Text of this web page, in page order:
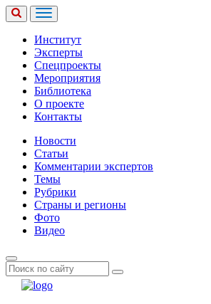
Институт
Эксперты
Спецпроекты
Мероприятия
Библиотека
О проекте
Контакты
Новости
Статьи
Комментарии экспертов
Темы
Рубрики
Страны и регионы
Фото
Видео